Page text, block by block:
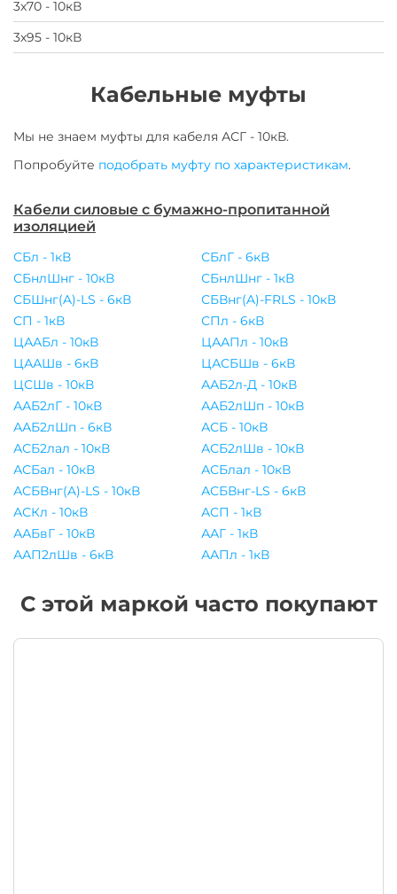
3х70 - 10кВ
3х95 - 10кВ
Кабельные муфты
Мы не знаем муфты для кабеля АСГ - 10кВ.
Попробуйте подобрать муфту по характеристикам.
Кабели силовые с бумажно-пропитанной
изоляцией
СБл - 1кВ
СБлГ - 6кВ
СБнлШнг - 10кВ
СБнлШнг - 1кВ
СБШнг(A)-LS - 6кВ
СБВнг(A)-FRLS - 10кВ
СП - 1кВ
СПл - 6кВ
ЦААБл - 10кВ
ЦААПл - 10кВ
ЦААШв - 6кВ
ЦАСБШв - 6кВ
ЦСШв - 10кВ
ААБ2л-Д - 10кВ
ААБ2лГ - 10кВ
ААБ2лШп - 10кВ
ААБ2лШп - 6кВ
АСБ - 10кВ
АСБ2лал - 10кВ
АСБ2лШв - 10кВ
АСБал - 10кВ
АСБлал - 10кВ
АСБВнг(A)-LS - 10кВ
АСБВнг-LS - 6кВ
АСКл - 10кВ
АСП - 1кВ
ААБвГ - 10кВ
ААГ - 1кВ
ААП2лШв - 6кВ
ААПл - 1кВ
С этой маркой часто покупают